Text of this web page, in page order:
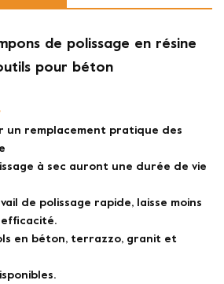
de polissage en résine
pour béton
un remplacement pratique des
à sec auront une durée de vie
de polissage rapide, laisse moins
en béton, terrazzo, granit et